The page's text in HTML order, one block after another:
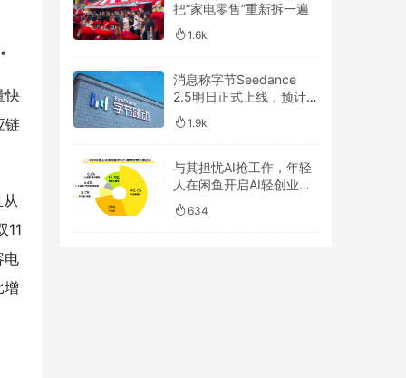
快
链
11
电
增
把“家电零售”重新拆一遍
1.6k
消息称字节Seedance
2.5明日正式上线，预计
一周后开放API
1.9k
与其担忧AI抢工作，年轻
人在闲鱼开启AI轻创业浪
潮
634